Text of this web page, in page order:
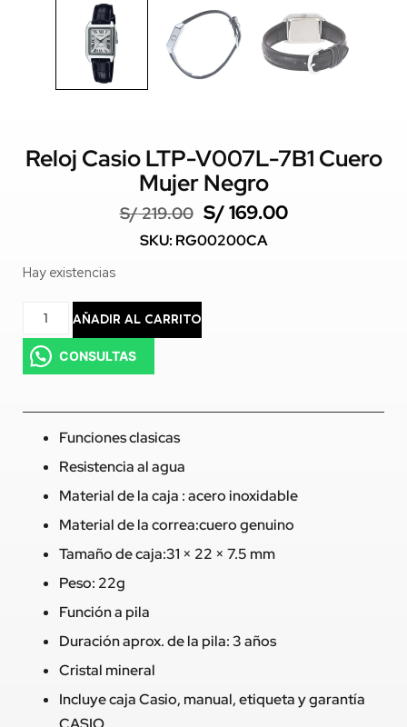
Reloj Casio LTP-V007L-7B1 Cuero
Mujer Negro
S/219.00 S/169.00
SKU: RG00200CA
Hay existencias
AÑADIR AL CARRITO
CONSULTAS
Funciones clasicas
Resistencia al agua
Material de la caja : acero inoxidable
Material de la correa:cuero genuino
Tamaño de caja:31 × 22 × 7.5 mm
Peso: 22g
Función a pila
Duración aprox. de la pila: 3 años
Cristal mineral
Incluye caja Casio, manual, etiqueta y garantía